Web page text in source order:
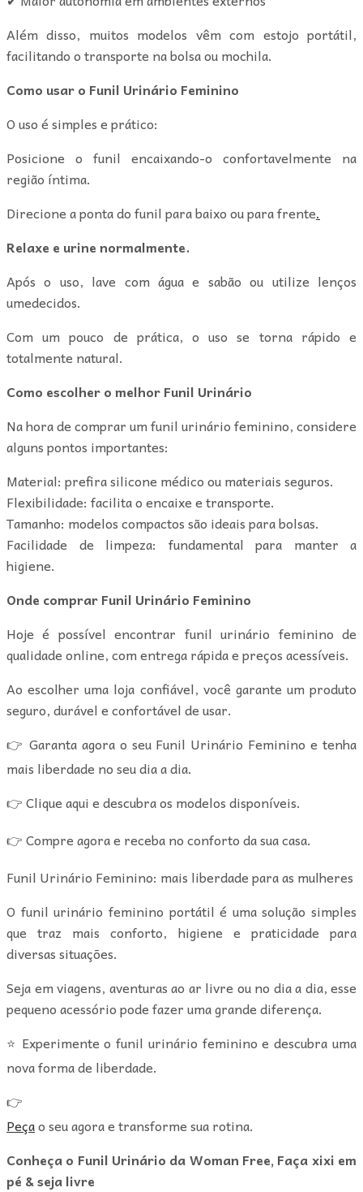
Além disso, muitos modelos vêm com estojo portátil,
facilitando o transporte na bolsa ou mochila.
Como usar o Funil Urinário Feminino
O uso é simples e prático:
Posicione o funil encaixando-o confortavelmente na
região íntima.
Direcione a ponta do funil para baixo ou para frente.
Relaxe e urine normalmente.
Após o uso, lave com água e sabão ou utilize lenços
umedecidos.
Com um pouco de prática, o uso se torna rápido e
totalmente natural.
Como escolher o melhor Funil Urinário
Na hora de comprar um funil urinário feminino, considere
alguns pontos importantes:
Material: prefira silicone médico ou materiais seguros.
Flexibilidade: facilita o encaixe e transporte.
Tamanho: modelos compactos são ideais para bolsas.
Facilidade de limpeza: fundamental para manter a
higiene.
Onde comprar Funil Urinário Feminino
Hoje é possível encontrar funil urinário feminino de
qualidade online, com entrega rápida e preços acessíveis.
Ao escolher uma loja confiável, você garante um produto
seguro, durável e confortável de usar.
👉 Garanta agora o seu Funil Urinário Feminino e tenha
mais liberdade no seu dia a dia.
👉 Clique aqui e descubra os modelos disponíveis.
👉 Compre agora e receba no conforto da sua casa.
Funil Urinário Feminino: mais liberdade para as mulheres
O funil urinário feminino portátil é uma solução simples
que traz mais conforto, higiene e praticidade para
diversas situações.
Seja em viagens, aventuras ao ar livre ou no dia a dia, esse
pequeno acessório pode fazer uma grande diferença.
⭐ Experimente o funil urinário feminino e descubra uma
nova forma de liberdade.
👉
Peçao seu agora e transforme sua rotina.
Conheça o Funil Urinário da Woman Free, Faça xixi em
pé & seja livre